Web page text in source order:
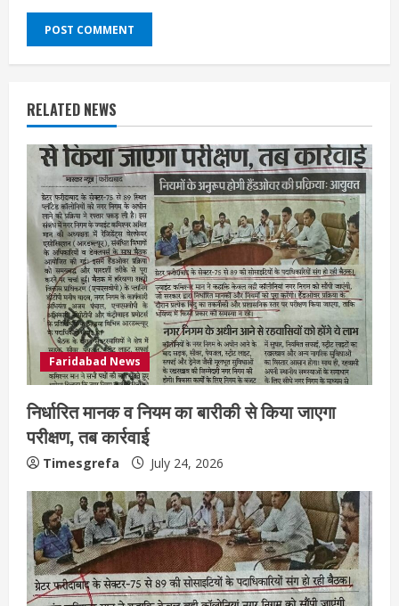
RELATED NEWS
Faridabad News
निर्धारित मानक व नियम का बारीकी से किया जाएगा
परीक्षण, तब कार्रवाई
Timesgrefa July 24, 2026